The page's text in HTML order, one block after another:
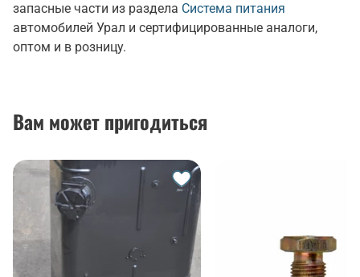
запасные части из раздела Система питания
автомобилей Урал и сертифицированные аналоги,
оптом и в розницу.
Вам может пригодиться